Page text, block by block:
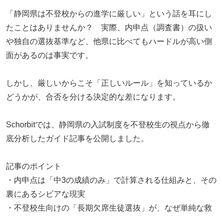
「静岡県は不登校からの進学に厳しい」という話を耳にし
たことはありませんか？ 実際、内申点（調査書）の扱い
や独自の選抜基準など、他県に比べてもハードルが高い側
面があるのは事実です。
しかし、厳しいからこそ「正しいルール」を知っているか
どうかが、合否を分ける決定的な差になります。
Schorbitでは、静岡県の入試制度を不登校生の視点から徹
底分析したガイド記事を公開しました。
記事のポイント
・内申点は「中3の成績のみ」で計算される仕組みと、その
裏にあるシビアな現実
・不登校生向けの「長期欠席生徒選抜」が、なぜ単純な救